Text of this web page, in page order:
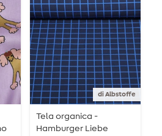
di Albstoffe
Tela organica -
Hamburger Liebe